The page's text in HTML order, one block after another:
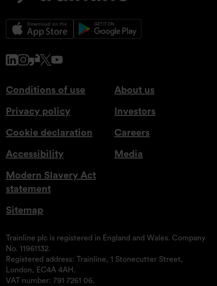
www.linkedin.com
www.instagram.com
www.glassdoor.co.uk
x.comwww.youtube.com
About us
Investors
Careers
Media
Conditions of use
Privacy policy
Cookie declaration
Accessibility
Modern Slavery Act
statement
Sitemap
Trainline plc is registered in England and Wales. Company
No. 11961132.
Registered address: Trainline, 1 Stonecutter Street,
London, EC4A 4AH.
VAT number: 791 7261 06.